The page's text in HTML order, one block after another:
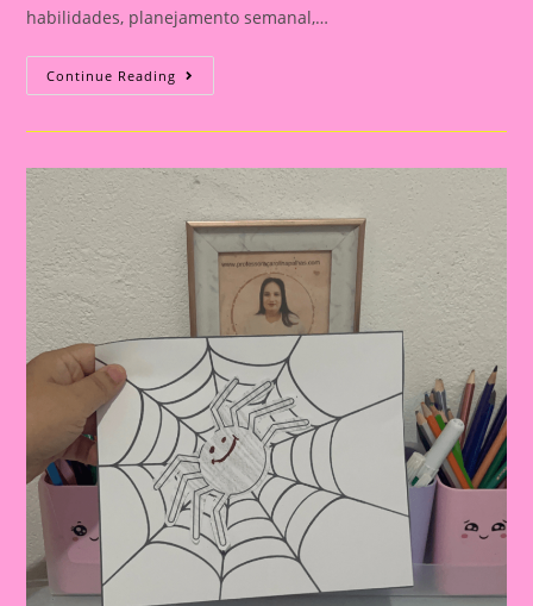
habilidades, planejamento semanal,…
Continue Reading Atividade
Educativa
Dona
Aranha:
Planejamento
Semanal
Para
Educação
Infantil